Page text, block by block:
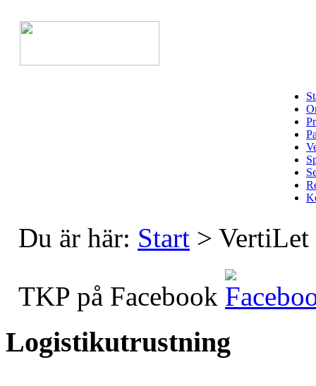
Du är här: Start > VertiLet
TKP på Facebook
Logistikutrustning